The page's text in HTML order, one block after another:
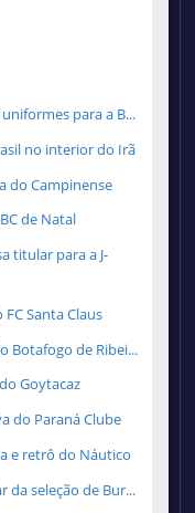
para a B...
no interior do Irã
do Campinense
de Natal
titular para a J-
Santa Claus
Botafogo de Ribei...
Goytacaz
do Paraná Clube
e retrô do Náutico
da seleção de Bur...